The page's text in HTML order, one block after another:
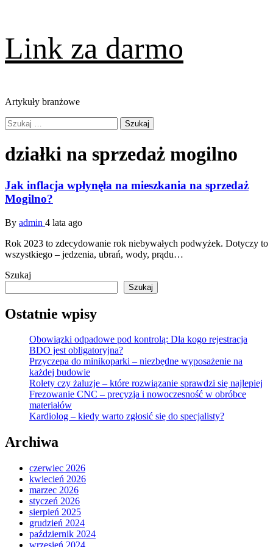
content
Link za darmo
Artykuły branżowe
Primary
Menu
Szukaj:
działki na sprzedaż mogilno
Jak inflacja wpłynęła na mieszkania na sprzedaż
Mogilno?
By admin 4 lata ago
Rok 2023 to zdecydowanie rok niebywałych podwyżek. Dotyczy to
wszystkiego – jedzenia, ubrań, wody, prądu…
Szukaj
Szukaj
Ostatnie wpisy
Obowiązki odpadowe pod kontrolą: Dla kogo rejestracja
BDO jest obligatoryjna?
Przyczepa do minikoparki – niezbędne wyposażenie na
każdej budowie
Rolety czy żaluzje – które rozwiązanie sprawdzi się najlepiej
Frezowanie CNC – precyzja i nowoczesność w obróbce
materiałów
Kardiolog – kiedy warto zgłosić się do specjalisty?
Archiwa
czerwiec 2026
kwiecień 2026
marzec 2026
styczeń 2026
sierpień 2025
grudzień 2024
październik 2024